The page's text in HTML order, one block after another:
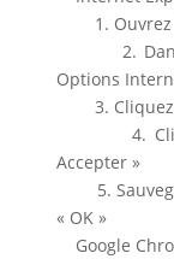
1. Ouvrez
2. Dans le
Options
3. Cliquez
4.
Accepter »
5.
« OK »
Google